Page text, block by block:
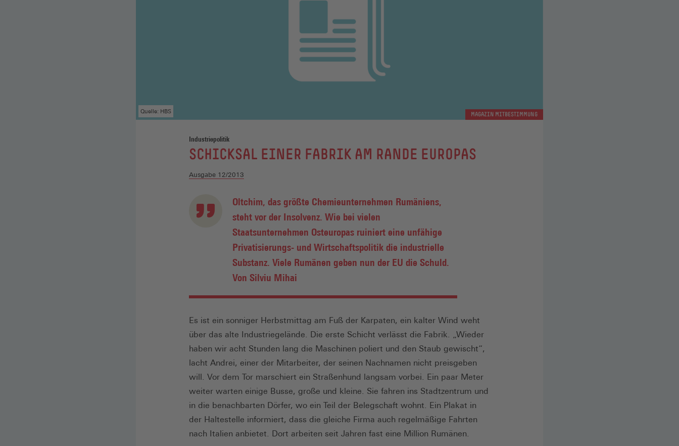
Quelle: HBS MAGAZIN MITBESTIMMUNG
Industriepolitik
:
SCHICKSAL EINER FABRIK AM RANDE EUROPAS
Ausgabe 12/2013
Oltchim, das größte Chemieunternehmen Rumäniens,
steht vor der Insolvenz. Wie bei vielen
Staatsunternehmen Osteuropas ruiniert eine unfähige
Privatisierungs- und Wirtschaftspolitik die industrielle
Substanz. Viele Rumänen geben nun der EU die Schuld.
Von Silviu Mihai
Es ist ein sonniger Herbstmittag am Fuß der Karpaten, ein kalter Wind weht
über das alte Industriegelände. Die erste Schicht verlässt die Fabrik. „Wieder
haben wir acht Stunden lang die Maschinen poliert und den Staub gewischt“,
lacht Andrei, einer der Mitarbeiter, der seinen Nachnamen nicht preisgeben
will. Vor dem Tor marschiert ein Straßenhund langsam vorbei. Ein paar Meter
weiter warten einige Busse, große und kleine. Sie fahren ins Stadtzentrum und
in die benachbarten Dörfer, wo ein Teil der Belegschaft wohnt. Ein Plakat in
der Haltestelle informiert, dass die gleiche Firma auch regelmäßige Fahrten
nach Italien anbietet. Dort arbeiten seit Jahren fast eine Million Rumänen.